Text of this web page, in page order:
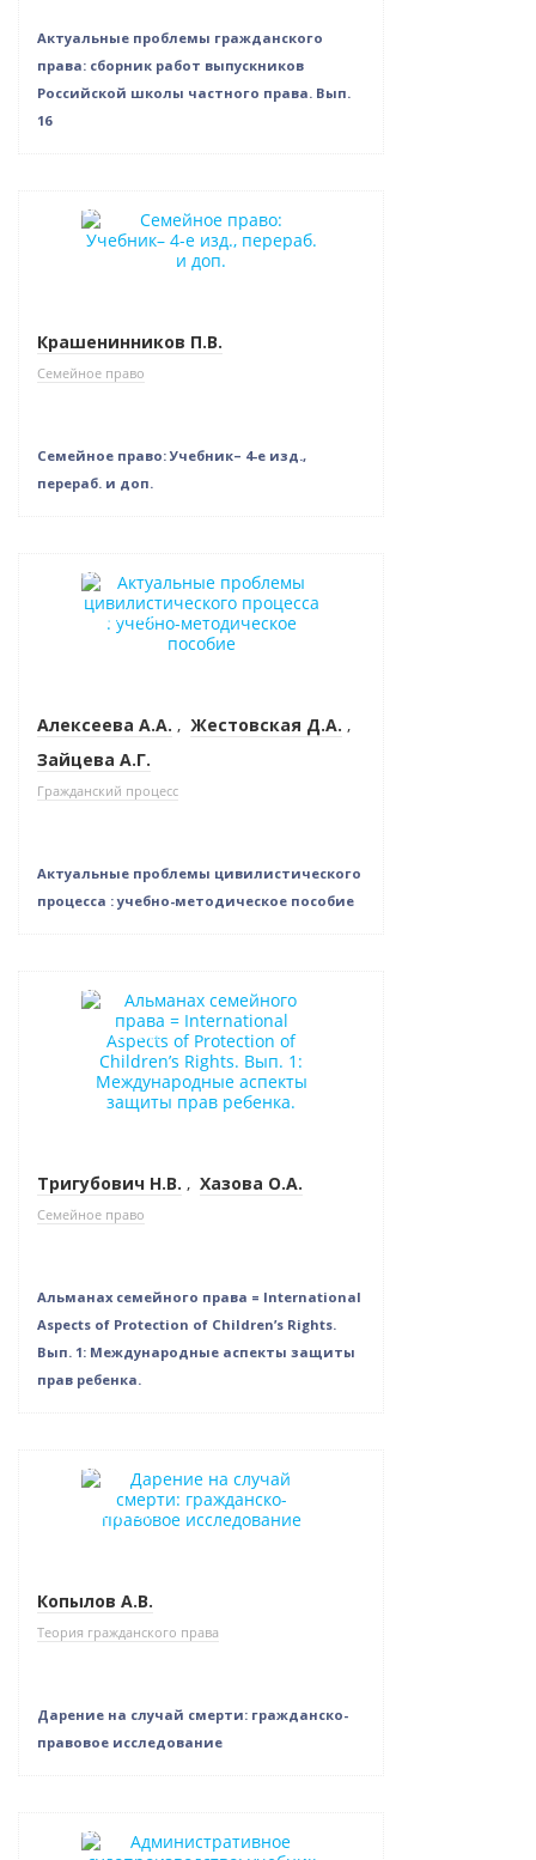
Актуальные проблемы гражданского
права: сборник работ выпускников
Российской школы частного права. Вып.
16
Новинка
Нет в наличии
Крашенинников П.В.
Семейное право
Семейное право: Учебник– 4-е изд.,
перераб. и доп.
Новинка
Нет в наличии
Алексеева А.А. , Жестовская Д.А. ,
Зайцева А.Г.
Гражданский процесс
Актуальные проблемы цивилистического
процесса : учебно-методическое пособие
Новинка
Нет в наличии
Тригубович Н.В. , Хазова О.А.
Семейное право
Альманах семейного права = International
Aspects of Protection of Children’s Rights.
Вып. 1: Международные аспекты защиты
прав ребенка.
Новинка
Нет в наличии
Копылов А.В.
Теория гражданского права
Дарение на случай смерти: гражданско-
правовое исследование
Новинка